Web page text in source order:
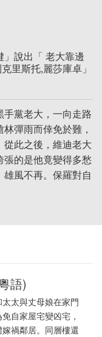
說出「 老大靠邊
里斯托,麗莎庫卓」
黨老大，一向走路
彈雨而倖免於難，
此之後，維迪老大
的是他竟變得多愁
風不再。保羅對自
語)
太與丈母娘在家門
自家屋宅變凶宅，
禍鄰居。同層樓還